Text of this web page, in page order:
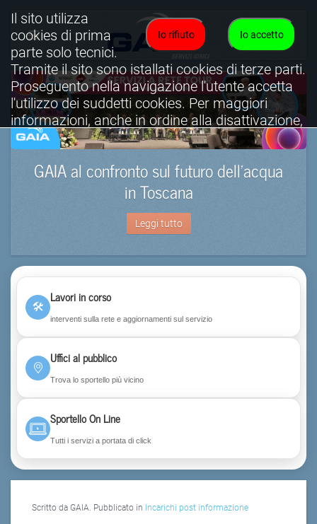
GAIA al confronto sul futuro dell’acqua
in Toscana
Leggi tutto
🛠
Lavori in corso
interventi sulla rete e aggiornamenti sul servizio
Uffici al pubblico
Trova lo sportello più vicino
Sportello On Line
Tutti i servizi a portata di click
Scritto da GAIA. Pubblicato in Incarichi post informazione
Io accetto
Io rifiuto
Il sito utilizza
cookies di prima
parte solo tecnici.
Tramite il sito sono istallati cookies di terze parti.
Proseguento nella navigazione l'utente accetta
l'utilizzo dei suddetti cookies. Per maggiori
informazioni, anche in ordine alla disattivazione,
è possibile consultare l'informativa cookies
completa.
Visualizza informativa completa.